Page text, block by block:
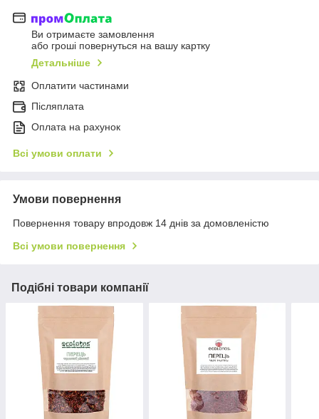
Ви отримаєте замовлення
або гроші повернуться на вашу картку
Детальніше
Оплатити частинами
Післяплата
Оплата на рахунок
Всі умови оплати
Умови повернення
Повернення товару впродовж 14 днів за домовленістю
Всі умови повернення
Подібні товари компанії